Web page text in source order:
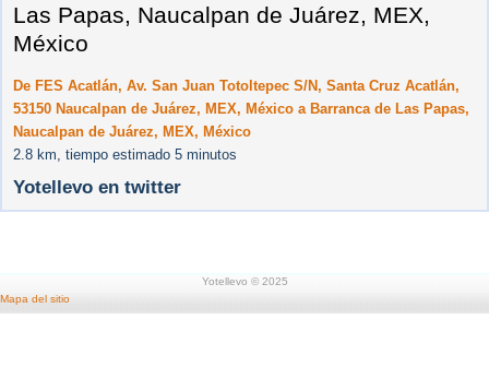
Las Papas, Naucalpan de Juárez, MEX,
México
De FES Acatlán, Av. San Juan Totoltepec S/N, Santa Cruz Acatlán,
53150 Naucalpan de Juárez, MEX, México a Barranca de Las Papas,
Naucalpan de Juárez, MEX, México
2.8 km, tiempo estimado 5 minutos
Yotellevo en twitter
Yotellevo © 2025
Mapa del sitio